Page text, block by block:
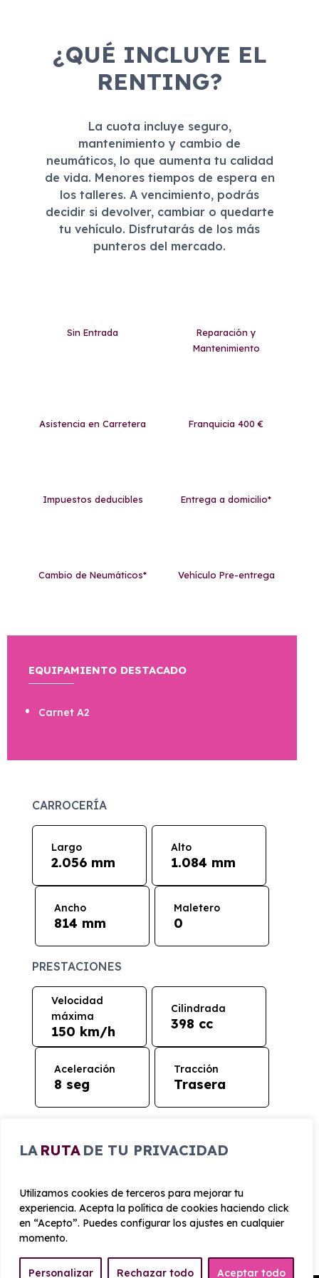
LA RUTA DE TU PRIVACIDAD
Utilizamos cookies de terceros para mejorar tu
experiencia. Acepta la política de cookies haciendo click
en “Acepto”. Puedes configurar los ajustes en cualquier
momento.
Personalizar Rechazar todo Aceptar todo
¿QUÉ INCLUYE EL
RENTING?
La cuota incluye seguro,
mantenimiento y cambio de
neumáticos, lo que aumenta tu calidad
de vida. Menores tiempos de espera en
los talleres. A vencimiento, podrás
decidir si devolver, cambiar o quedarte
tu vehículo. Disfrutarás de los más
punteros del mercado.
Sin Entrada
Reparación y
Mantenimiento
Asistencia en Carretera Franquicia 400 €
Impuestos deducibles Entrega a domicilio*
Cambio de Neumáticos* Vehículo Pre-entrega
EQUIPAMIENTO DESTACADO
Carnet A2
CARROCERÍA
Largo
2.056 mm
Alto
1.084 mm
Ancho
814 mm
Maletero
0
PRESTACIONES
Velocidad
máxima
150 km/h
Cilindrada
398 cc
Aceleración
8 seg
Tracción
Trasera
83 g/km